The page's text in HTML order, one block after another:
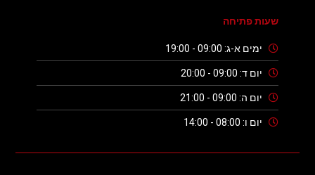
שעות פתיחה
ימים א-ג: 09:00 - 19:00
יום ד: 09:00 - 20:00
יום ה: 09:00 - 21:00
יום ו: 08:00 - 14:00